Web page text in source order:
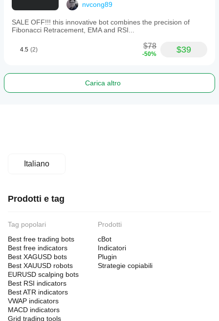
Min Pips BELOW Short MA for SELL
Display Name: Min Pips BELOW Short MA for
Explanation: For the price deviation strategy,
the minimum number of pips the current price
(Bid) must be below the relevant moving
nvcong89
SALE OFF!!! this innovative bot combines the precision of
Fibonacci Retracement, EMA and RSI...
4.5 (2) $78
-50% $39
Carica altro
Italiano
Prodotti e tag
Tag popolari
Best free trading bots
Best free indicators
Best XAGUSD bots
Best XAUUSD robots
EURUSD scalping bots
Best RSI indicators
Best ATR indicators
VWAP indicators
MACD indicators
Grid trading tools
Prodotti
cBot
Indicatori
Plugin
Strategie copiabili